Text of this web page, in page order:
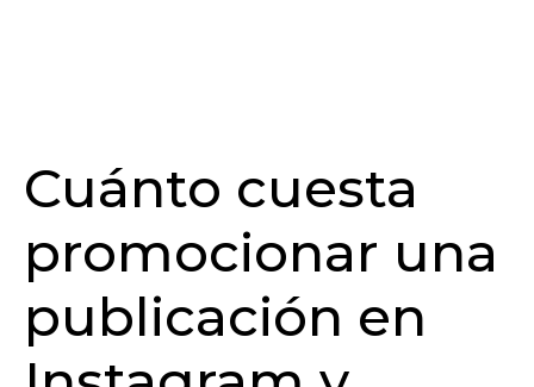
Cuánto cuesta
promocionar una
publicación en